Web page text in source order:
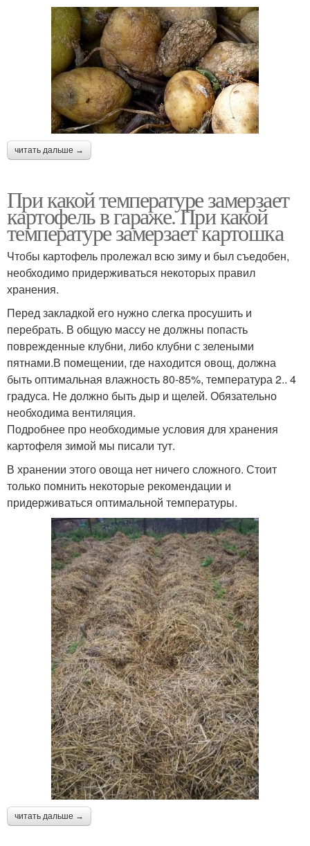
читать дальше →
При какой температуре замерзает
картофель в гараже. При какой
температуре замерзает картошка
Чтобы картофель пролежал всю зиму и был съедобен,
необходимо придерживаться некоторых правил
хранения.
Перед закладкой его нужно слегка просушить и
перебрать. В общую массу не должны попасть
поврежденные клубни, либо клубни с зелеными
пятнами.В помещении, где находится овощ, должна
быть оптимальная влажность 80-85%, температура 2.. 4
градуса. Не должно быть дыр и щелей. Обязательно
необходима вентиляция.
Подробнее про необходимые условия для хранения
картофеля зимой мы писали тут.
В хранении этого овоща нет ничего сложного. Стоит
только помнить некоторые рекомендации и
придерживаться оптимальной температуры.
читать дальше →